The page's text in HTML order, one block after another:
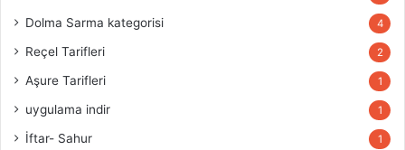
Dolma Sarma kategorisi 4
Reçel Tarifleri 2
Aşure Tarifleri 1
uygulama indir 1
İftar- Sahur 1